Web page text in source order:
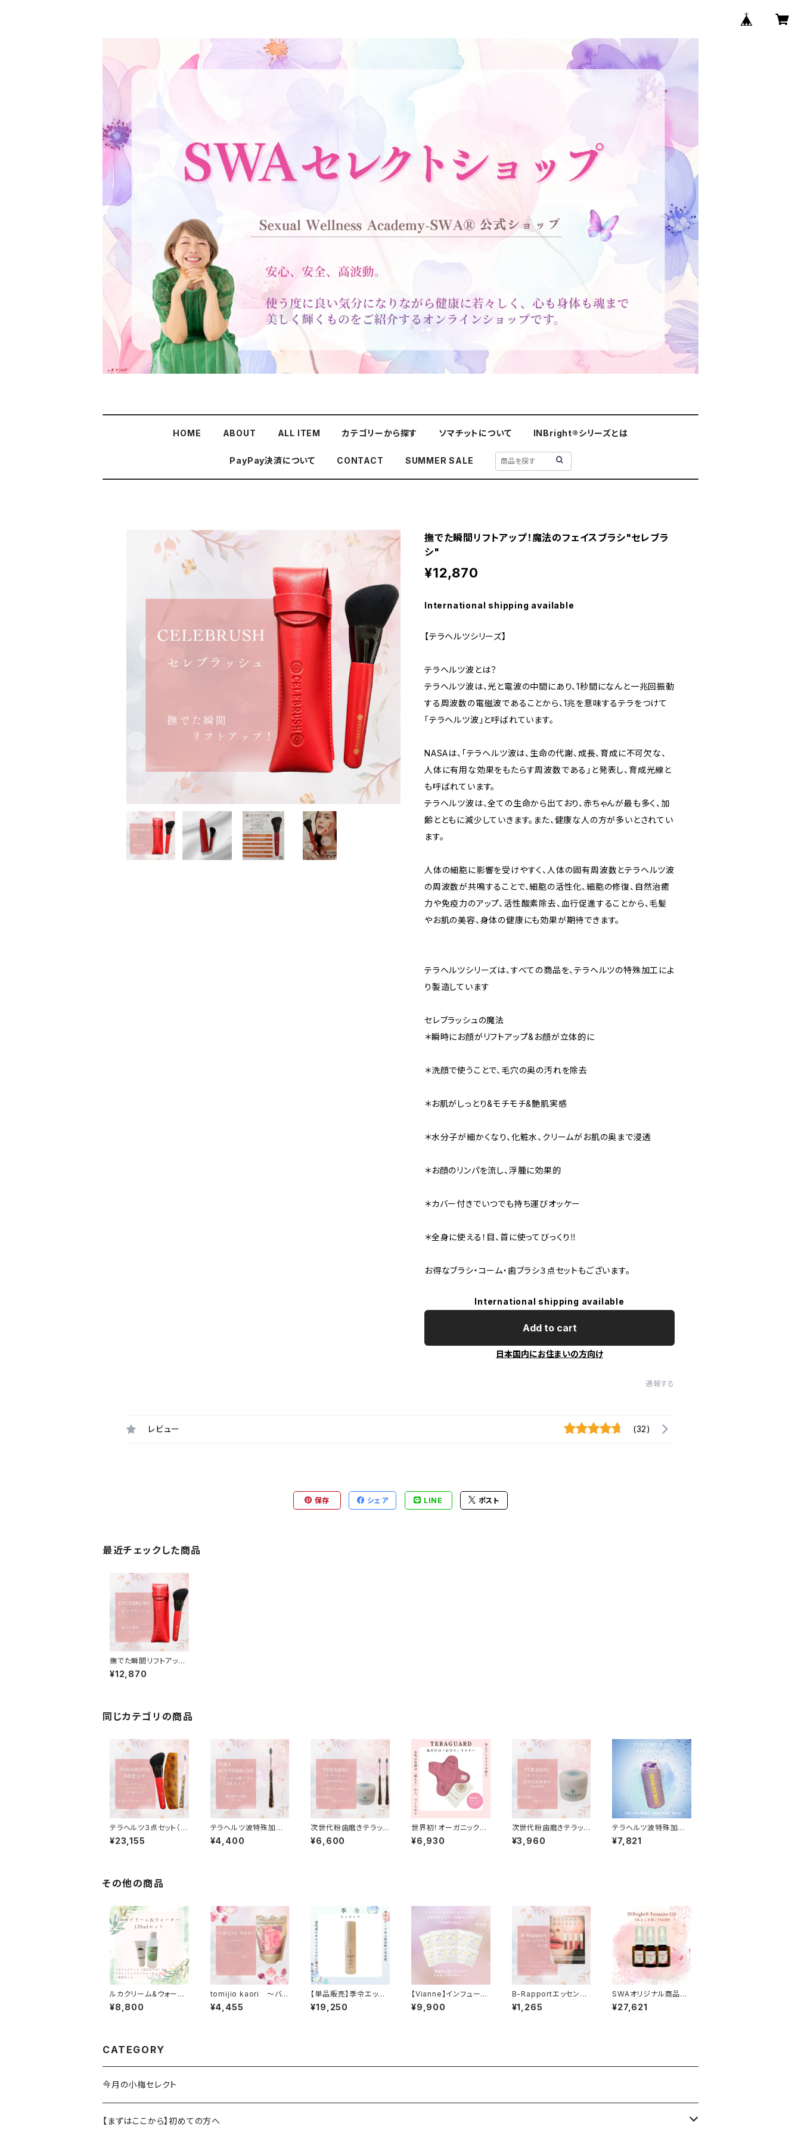
HOME ABOUT ALL ITEM カテゴリーから探す ソマチットについて INBright®シリーズとは
PayPay決済について CONTACT SUMMER SALE
撫でた瞬間リフトアップ！魔法のフェイスブラシ"セレブラ
シ"
¥12,870
International shipping available
【テラヘルツシリーズ】
テラヘルツ波とは？
テラヘルツ波は、光と電波の中間にあり、1秒間になんと一兆回振動
する周波数の電磁波であることから、1兆を意味するテラをつけて
「テラヘルツ波」と呼ばれています。
NASAは、「テラヘルツ波は、生命の代謝、成長、育成に不可欠な、
人体に有用な効果をもたらす周波数である」と発表し、育成光線と
も呼ばれています。
テラヘルツ波は、全ての生命から出ており、赤ちゃんが最も多く、加
齢とともに減少していきます。また、健康な人の方が多いとされてい
ます。
人体の細胞に影響を受けやすく、人体の固有周波数とテラヘルツ波
の周波数が共鳴することで、細胞の活性化、細胞の修復、自然治癒
力や免疫力のアップ、活性酸素除去、血行促進することから、毛髪
やお肌の美容、身体の健康にも効果が期待できます。
テラヘルツシリーズは、すべての商品を、テラヘルツの特殊加工によ
り製造しています
セレブラッシュの魔法
＊瞬時にお顔がリフトアップ&お顔が立体的に
＊洗顔で使うことで、毛穴の奥の汚れを除去
＊お肌がしっとり&モチモチ&艶肌実感
＊水分子が細かくなり、化粧水、クリームがお肌の奥まで浸透
＊お顔のリンパを流し、浮腫に効果的
＊カバー付きでいつでも持ち運びオッケー
＊全身に使える！目、首に使ってびっくり‼️
お得なブラシ・コーム・歯ブラシ３点セットもございます。
International shipping available
Add to cart
日本国内にお住まいの方向け
通報する
レビュー (32)
保存 シェア LINE ポスト
最近チェックした商品
撫でた瞬間リフトアッ
プ！魔法のフェイスブラ
シ"セレブラシ"
¥12,870
同じカテゴリの商品
テラヘルツ3点セット（セ
レブラシ・テラコーム・テ
ラ歯ブラシ）➕ お得な
¥23,155
テラヘルツ波特殊加
工〜テラヘルツ歯ブラ
シ・TERATOOTHBRU
¥4,400
次世代粉歯磨きテラッシ
ュ＆テラヘルツ歯ブラシ
2本お得セット
¥6,600
世界初！オーガニックオ
ーガニックコットン テ
ラヘルツ特殊加工 テ
¥6,930
次世代粉歯磨きテラッシ
ュ※歯ブラシは付いてい
ません
¥3,960
テラヘルツ波特殊加
工 ウォーターバッグ
TERA MF BAG (テラ
¥7,821
その他の商品
ルカクリーム&ウォータ
ー120mlセット
¥8,800
tomijio kaori ～バス
ソルト～400ｇ
¥4,455
【単品販売】季令エッセ
ンス＜高純度エラスチ
ン 美容液＞
¥19,250
【Vianne】インフューズ
ドキャビアマスク（美容
液マスク）10枚セット+1
¥9,900
B-Rapportエッセンス
グロス6ｇ(4色)
¥1,265
SWAオリジナル商品第
一号★INBright® Fe
minine Oil 30ml
¥27,621
CATEGORY
今月の小梅セレクト
【まずはここから】初めての方へ